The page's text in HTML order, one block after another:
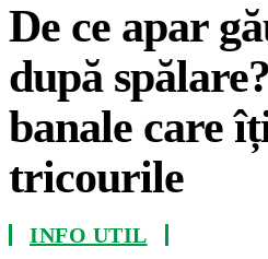
De ce apar
după
banale care
tricourile
INFO UTIL